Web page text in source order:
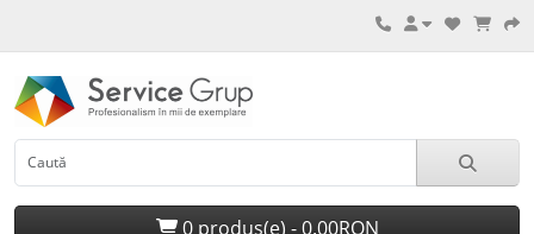
0 produs(e) - 0.00RON